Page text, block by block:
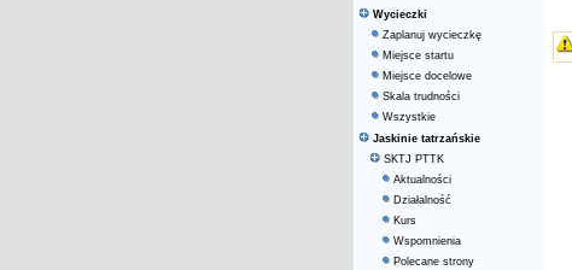
Wycieczki
Zaplanuj wycieczkę
Miejsce startu
Miejsce docelowe
Skala trudności
Wszystkie
Jaskinie tatrzańskie
SKTJ PTTK
Aktualności
Działalność
Kurs
Wspomnienia
Polecane strony